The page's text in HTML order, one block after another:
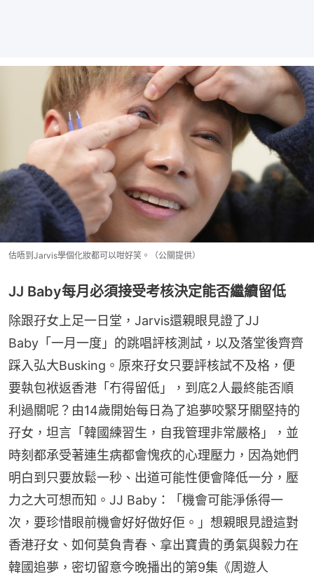
估唔到Jarvis學個化妝都可以咁好笑。（公關提供）
JJ Baby每月必須接受考核決定能否繼續留低
除跟孖女上足一日堂，Jarvis還親眼見證了JJ
Baby「一月一度」的跳唱評核測試，以及落堂後齊齊
踩入弘大Busking。原來孖女只要評核試不及格，便
要執包袱返香港「冇得留低」，到底2人最終能否順
利過關呢？由14歲開始每日為了追夢咬緊牙關堅持的
孖女，坦言「韓國練習生，自我管理非常嚴格」，並
時刻都承受著連生病都會愧疚的心理壓力，因為她們
明白到只要放鬆一秒、出道可能性便會降低一分，壓
力之大可想而知。JJ Baby：「機會可能淨係得一
次，要珍惜眼前機會好好做好佢。」想親眼見證這對
香港孖女、如何莫負青春、拿出寶貴的勇氣與毅力在
韓國追夢，密切留意今晚播出的第9集《周遊人